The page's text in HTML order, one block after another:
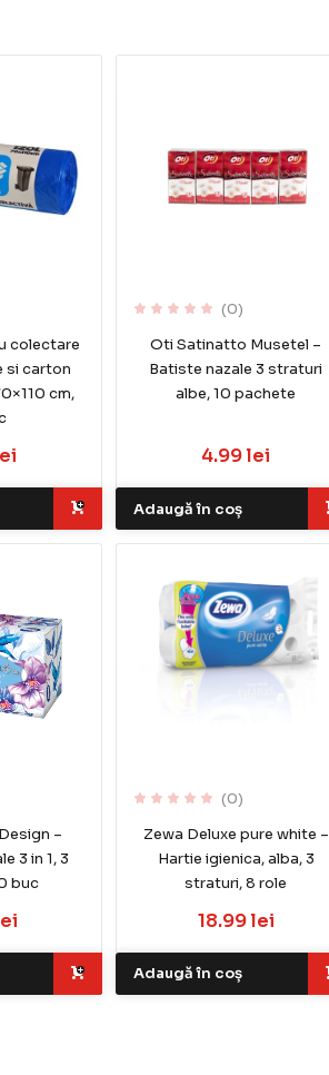
colectare
si carton
cm,
(0)
Oti Satinatto Musetel –
Batiste nazale 3 straturi
albe, 10 pachete
4.99 lei
Adaugă în coș
–
3 in 1, 3
buc
(0)
Zewa Deluxe pure white –
Hartie igienica, alba, 3
straturi, 8 role
18.99 lei
Adaugă în coș